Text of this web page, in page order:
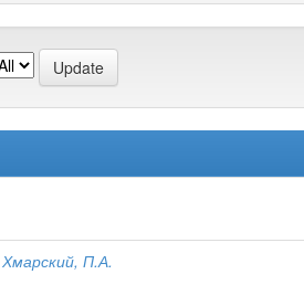
Хмарский, П.А.